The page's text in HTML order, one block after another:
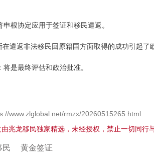
申根协定应用于签证和移民遣返。
在遣返非法移民回原籍国方面取得的成功引起了
将是最终评估和政治批准。
www.zlglobal.net/rmzx/20260515265.html
兆龙移民独家精选，未经授权，禁止一切同行
民 黄金签证